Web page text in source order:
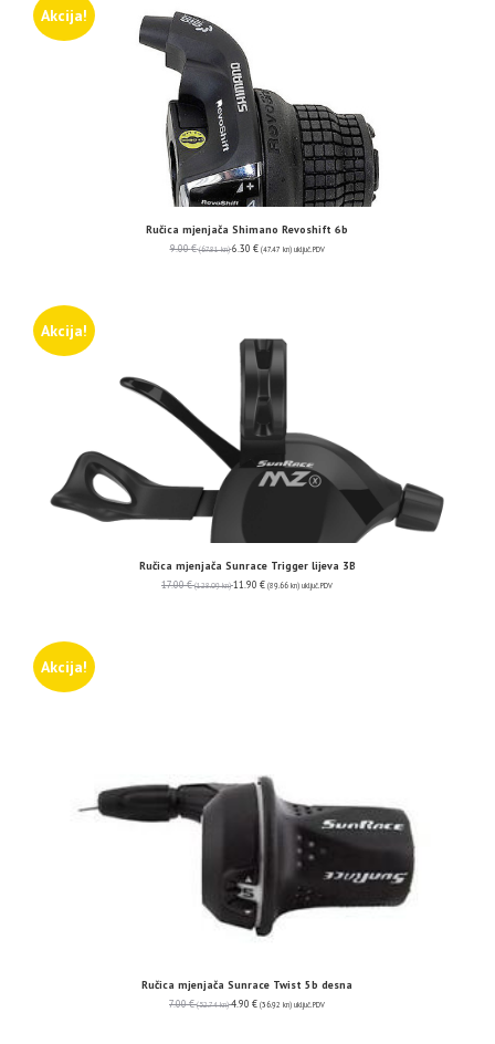
Akcija!
Ručica mjenjača Shimano Revoshift 6b
9.00€ (67.81 kn) 6.30 € (47.47 kn) uključ. PDV
Akcija!
Ručica mjenjača Sunrace Trigger lijeva 3B
17.00€ (128.09 kn) 11.90 € (89.66 kn) uključ. PDV
Akcija!
Ručica mjenjača Sunrace Twist 5b desna
7.00€ (52.74 kn) 4.90 € (36.92 kn) uključ. PDV